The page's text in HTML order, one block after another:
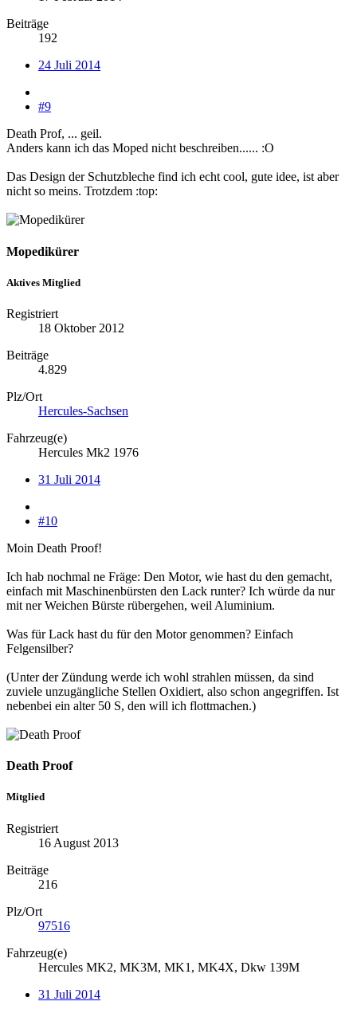
Beiträge
192
24 Juli 2014
#9
Death Prof, ... geil.
Anders kann ich das Moped nicht beschreiben...... :O
Das Design der Schutzbleche find ich echt cool, gute idee, ist aber
nicht so meins. Trotzdem :top:
Mopedikürer
Aktives Mitglied
Registriert
18 Oktober 2012
Beiträge
4.829
Plz/Ort
Hercules-Sachsen
Fahrzeug(e)
Hercules Mk2 1976
31 Juli 2014
#10
Moin Death Proof!
Ich hab nochmal ne Fräge: Den Motor, wie hast du den gemacht,
einfach mit Maschinenbürsten den Lack runter? Ich würde da nur
mit ner Weichen Bürste rübergehen, weil Aluminium.
Was für Lack hast du für den Motor genommen? Einfach
Felgensilber?
(Unter der Zündung werde ich wohl strahlen müssen, da sind
zuviele unzugängliche Stellen Oxidiert, also schon angegriffen. Ist
nebenbei ein alter 50 S, den will ich flottmachen.)
Death Proof
Mitglied
Registriert
16 August 2013
Beiträge
216
Plz/Ort
97516
Fahrzeug(e)
Hercules MK2, MK3M, MK1, MK4X, Dkw 139M
31 Juli 2014